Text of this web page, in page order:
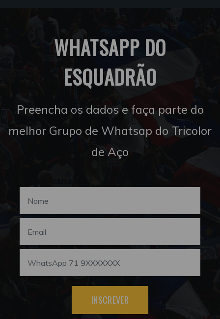
WHATSAPP DO
ESQUADRÃO
Preencha os dados e faça parte do
melhor Grupo de Whatsap do Tricolor
de Aço
INSCREVER